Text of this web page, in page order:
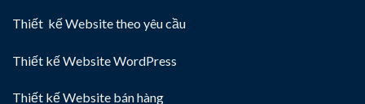
Thiết kế Website theo yêu cầu
Thiết kế Website WordPress
Thiết kế Website bán hàng